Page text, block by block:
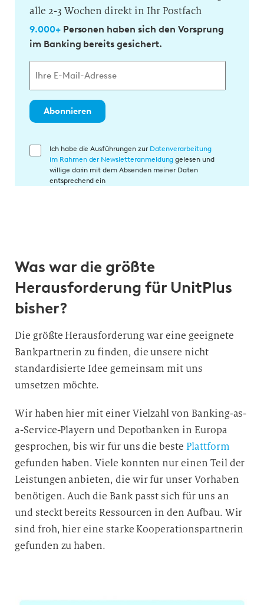
alle 2-3 Wochen direkt in Ihr Postfach
9.000+Personen haben sich den Vorsprung
im Banking bereits gesichert.
Abonnieren
E
g
n
g
n
d
i
e
a
t
e
n
r
a
r
b
Ich habe die Ausführungen zur Datenverarbeitung
im Rahmen der Newsletteranmeldung gelesen und
willige darin mit dem Absenden meiner Daten
entsprechend ein
Was war die größte
Herausforderung für UnitPlus
bisher?
Die größte Herausforderung war eine geeignete
Bankpartnerin zu finden, die unsere nicht
standardisierte Idee gemeinsam mit uns
umsetzen möchte.
Wir haben hier mit einer Vielzahl von Banking-as-
a-Service-Playern und Depotbanken in Europa
gesprochen, bis wir für uns die beste Plattform
gefunden haben. Viele konnten nur einen Teil der
Leistungen anbieten, die wir für unser Vorhaben
benötigen. Auch die Bank passt sich für uns an
und steckt bereits Ressourcen in den Aufbau. Wir
sind froh, hier eine starke Kooperationspartnerin
gefunden zu haben.